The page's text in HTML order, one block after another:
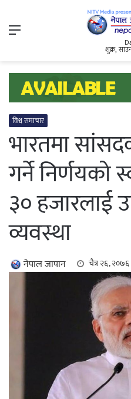
Menu
शुक्र,
विश्व समाचार
भारतमा
गर्ने निर्णयको
३० हजारलाई
व्यवस्था
नेपाल जापान चैत्र २६, २०७६